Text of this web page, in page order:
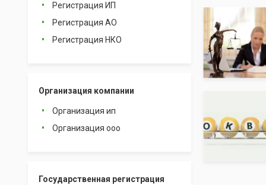
Регистрация ИП
Регистрация АО
Регистрация НКО
Организация компании
Организация ип
Организация ооо
Государственная регистрация